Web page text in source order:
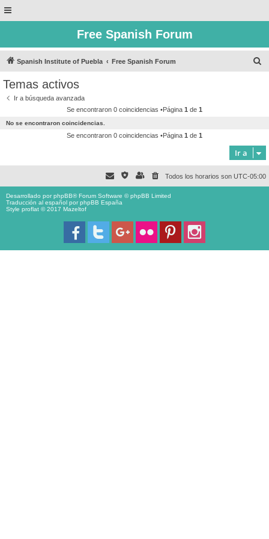
Free Spanish Forum
Spanish Institute of Puebla Free Spanish Forum
Temas activos
Ir a búsqueda avanzada
Se encontraron 0 coincidencias •Página 1 de 1
No se encontraron coincidencias.
Se encontraron 0 coincidencias •Página 1 de 1
Ir a
Todos los horarios son UTC-05:00
Desarrollado porphpBB® Forum Software © phpBB Limited
Traducción al español porphpBB España
Style proflat © 2017 Mazeltof